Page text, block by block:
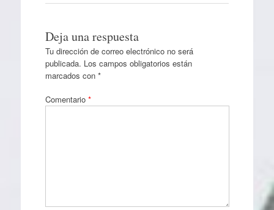
Deja una respuesta
Tu dirección de correo electrónico no será
publicada. Los campos obligatorios están
marcados con *
Comentario *